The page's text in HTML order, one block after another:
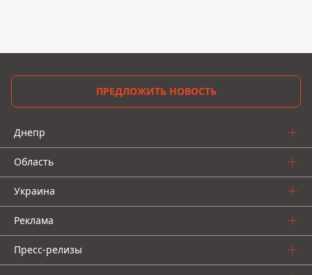
ПРЕДЛОЖИТЬ НОВОСТЬ
Днепр
Область
Украина
Реклама
Пресс-релизы